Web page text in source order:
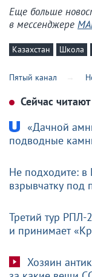
Еще больше
в мессенджере
Казахстан Школа
Пятый канал
Сейчас читают
«Дачной
подводные
Не подходите: в
взрывчатку под
Третий тур РПЛ-
и принимает
Хозяин